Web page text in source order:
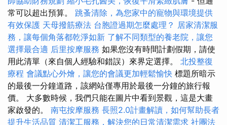
常可以超出預算。 跳蚤清除，為您家中的寵物與環境提供
有效保護 天母撥筋療法 台胞證過期怎麼處理？ 居家清潔服
務，讓每個角落都乾淨如新 了解不同類型的養老院，讓您
選擇最合適 后里按摩服務 如果您沒有時間計劃假期，請使
用此清單（來自個人經驗和錯誤）來界定選擇。 北投整復
療程 會議點心外燴，讓您的會議更加輕鬆愉快 標題所暗示
的最後一分鐘道路，該網站僅專用於最後一分鐘的旅行報
價。 大多數時候，我們只能在圖片中看到景觀，這是大畫
家啟發的。 南屯按摩服務 長照2.0計畫解讀，如何幫助長者
提升生活品質 清潔工服務，解決您的日常清潔需求 社團法